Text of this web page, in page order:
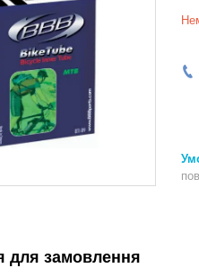
для замовлення